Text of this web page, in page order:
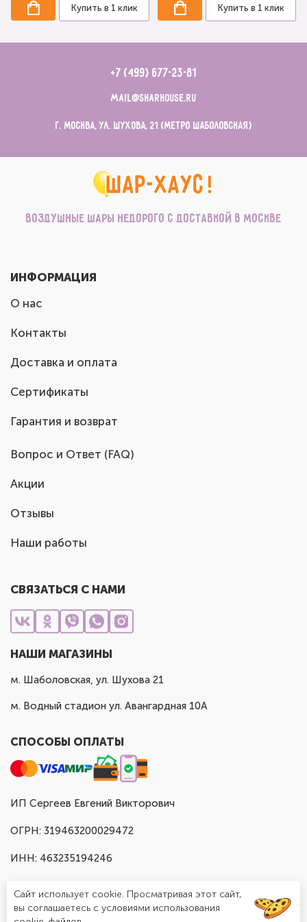
Купить в 1 клик Купить в 1 клик
+7 (499) 677-23-81
mail@sharhouse.ru
г. Москва, ул. Шухова, 21 (метро Шаболовская)
Воздушные шары недорого с доставкой в Москве
ИНФОРМАЦИЯ
О нас
Контакты
Доставка и оплата
Сертификаты
Гарантия и возврат
Вопрос и Ответ (FAQ)
Акции
Отзывы
Наши работы
СВЯЗАТЬСЯ С НАМИ
НАШИ МАГАЗИНЫ
м. Шаболовская, ул. Шухова 21
м. Водный стадион ул. Авангардная 10А
СПОСОБЫ ОПЛАТЫ
ИП Сергеев Евгений Викторович
ОГРН: 319463200029472
ИНН: 463235194246
Сайт использует cookie. Просматривая этот сайт,
вы соглашаетесь с условиями использования